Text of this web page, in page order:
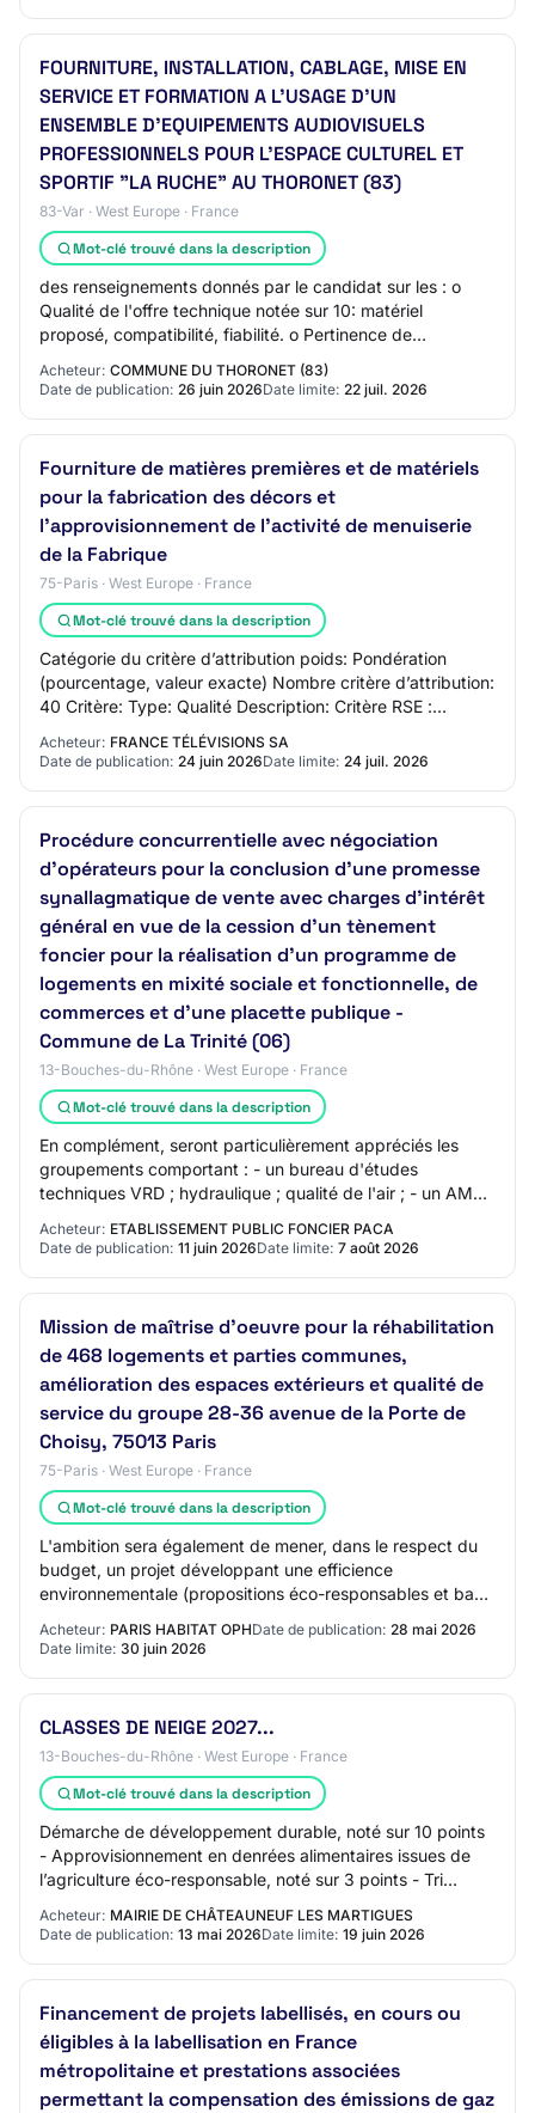
FOURNITURE, INSTALLATION, CABLAGE, MISE EN
SERVICE ET FORMATION A L’USAGE D’UN
ENSEMBLE D’EQUIPEMENTS AUDIOVISUELS
PROFESSIONNELS POUR L'ESPACE CULTUREL ET
SPORTIF "LA RUCHE" AU THORONET (83)
83-Var · West Europe · France
Mot-clé trouvé dans la description
des renseignements donnés par le candidat sur les : o
Qualité de l'offre technique notée sur 10: matériel
proposé, compatibilité, fiabilité. o Pertinence de
l'organisation de l'installation notée sur…
Acheteur: COMMUNE DU THORONET (83)
Date de publication: 26 juin 2026Date limite: 22 juil. 2026
Fourniture de matières premières et de matériels
pour la fabrication des décors et
l’approvisionnement de l’activité de menuiserie
de la Fabrique
75-Paris · West Europe · France
Mot-clé trouvé dans la description
Catégorie du critère d’attribution poids: Pondération
(pourcentage, valeur exacte) Nombre critère d’attribution:
40 Critère: Type: Qualité Description: Critère RSE :
Performance environnementale des…
Acheteur: FRANCE TÉLÉVISIONS SA
Date de publication: 24 juin 2026Date limite: 24 juil. 2026
Procédure concurrentielle avec négociation
d'opérateurs pour la conclusion d'une promesse
synallagmatique de vente avec charges d'intérêt
général en vue de la cession d'un tènement
foncier pour la réalisation d'un programme de
logements en mixité sociale et fonctionnelle, de
commerces et d'une placette publique -
Commune de La Trinité (06)
13-Bouches-du-Rhône · West Europe · France
Mot-clé trouvé dans la description
En complément, seront particulièrement appréciés les
groupements comportant : - un bureau d'études
techniques VRD ; hydraulique ; qualité de l'air ; - un AMO
Acheteur: ETABLISSEMENT PUBLIC FONCIER PACA
Date de publication: 11 juin 2026Date limite: 7 août 2026
Mission de maîtrise d'oeuvre pour la réhabilitation
de 468 logements et parties communes,
amélioration des espaces extérieurs et qualité de
service du groupe 28-36 avenue de la Porte de
Choisy, 75013 Paris
75-Paris · West Europe · France
Mot-clé trouvé dans la description
L'ambition sera également de mener, dans le respect du
budget, un projet développant une efficience
environnementale (propositions éco-responsables et bas
Acheteur: PARIS HABITAT OPHDate de publication: 28 mai 2026
Date limite: 30 juin 2026
CLASSES DE NEIGE 2027...
13-Bouches-du-Rhône · West Europe · France
Mot-clé trouvé dans la description
Démarche de développement durable, noté sur 10 points
- Approvisionnement en denrées alimentaires issues de
l’agriculture éco-responsable, noté sur 3 points - Tri
sélectif des déchets sur le centre d…
Acheteur: MAIRIE DE CHÂTEAUNEUF LES MARTIGUES
Date de publication: 13 mai 2026Date limite: 19 juin 2026
Financement de projets labellisés, en cours ou
éligibles à la labellisation en France
métropolitaine et prestations associées
permettant la compensation des émissions de gaz